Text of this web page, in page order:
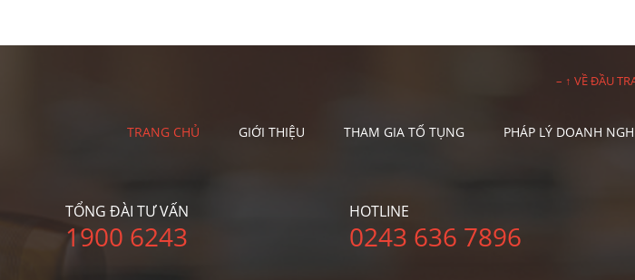
– ↑ VỀ ĐẦU
TRANG CHỦ GIỚI THIỆU THAM GIA TỐ TỤNG PHÁP LÝ DOANH
TỔNG ĐÀI TƯ VẤN
1900 6243
HOTLINE
0243 636 7896